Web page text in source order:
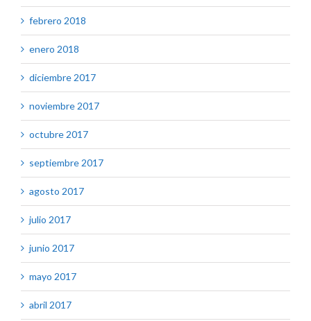
febrero 2018
enero 2018
diciembre 2017
noviembre 2017
octubre 2017
septiembre 2017
agosto 2017
julio 2017
junio 2017
mayo 2017
abril 2017